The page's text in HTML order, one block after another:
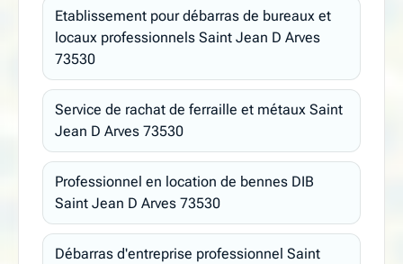
Etablissement pour débarras de bureaux et
locaux professionnels Saint Jean D Arves
73530
Service de rachat de ferraille et métaux Saint
Jean D Arves 73530
Professionnel en location de bennes DIB
Saint Jean D Arves 73530
Débarras d'entreprise professionnel Saint